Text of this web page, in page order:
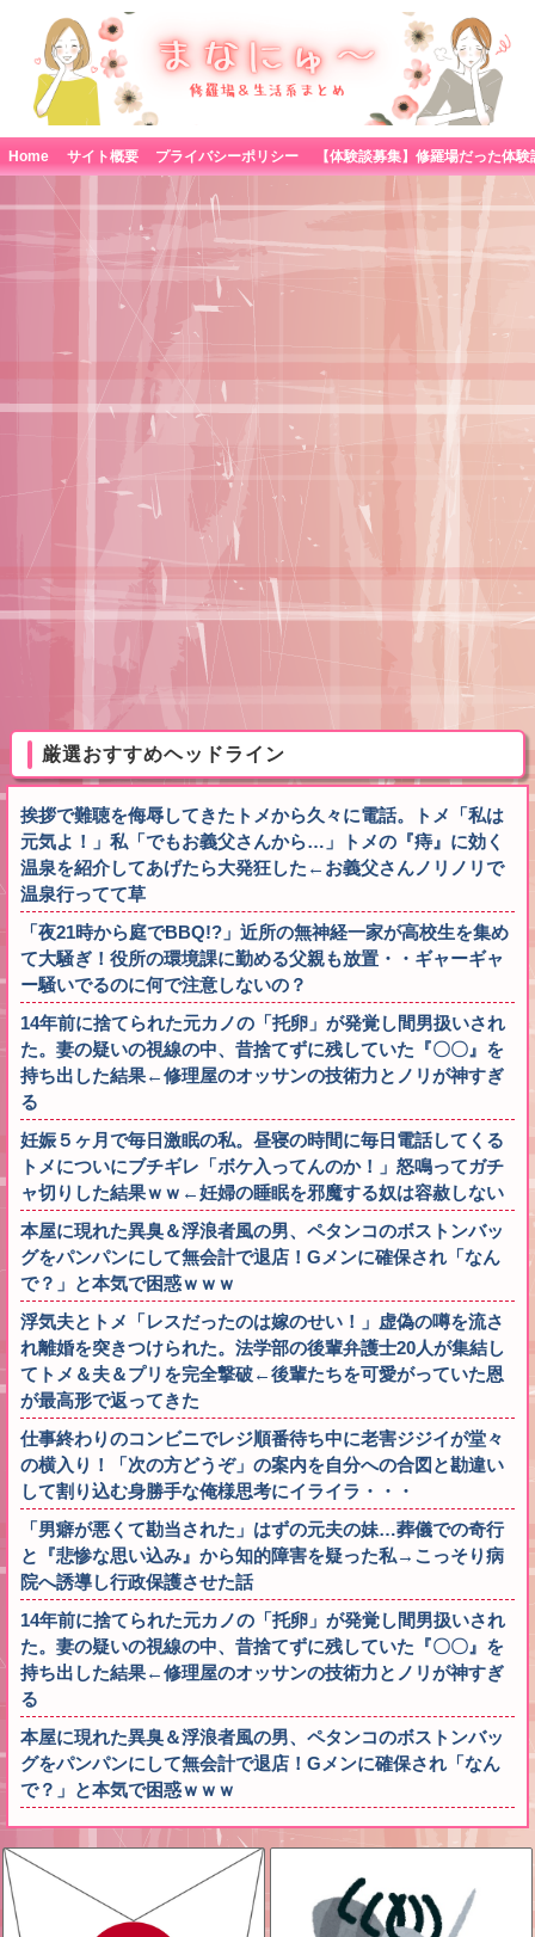
Home サイト概要 プライバシーポリシー
厳選おすすめヘッドライン
挨拶で難聴を侮辱してきたトメから久々に電話。トメ「私は
元気よ！」私「でもお義父さんから…」トメの『痔』に効く
温泉を紹介してあげたら大発狂した←お義父さんノリノリで
温泉行ってて草
「夜21時から庭でBBQ!?」近所の無神経一家が高校生を集め
て大騒ぎ！役所の環境課に勤める父親も放置・・ギャーギャ
ー騒いでるのに何で注意しないの？
14年前に捨てられた元カノの「托卵」が発覚し間男扱いされ
た。妻の疑いの視線の中、昔捨てずに残していた『〇〇』を
持ち出した結果←修理屋のオッサンの技術力とノリが神すぎ
る
妊娠５ヶ月で毎日激眠の私。昼寝の時間に毎日電話してくる
トメについにブチギレ「ボケ入ってんのか！」怒鳴ってガチ
ャ切りした結果ｗｗ←妊婦の睡眠を邪魔する奴は容赦しない
本屋に現れた異臭＆浮浪者風の男、ペタンコのボストンバッ
グをパンパンにして無会計で退店！Gメンに確保され「なん
で？」と本気で困惑ｗｗｗ
浮気夫とトメ「レスだったのは嫁のせい！」虚偽の噂を流さ
れ離婚を突きつけられた。法学部の後輩弁護士20人が集結し
てトメ＆夫＆プリを完全撃破←後輩たちを可愛がっていた恩
が最高形で返ってきた
仕事終わりのコンビニでレジ順番待ち中に老害ジジイが堂々
の横入り！「次の方どうぞ」の案内を自分への合図と勘違い
して割り込む身勝手な俺様思考にイライラ・・・
「男癖が悪くて勘当された」はずの元夫の妹…葬儀での奇行
と『悲惨な思い込み』から知的障害を疑った私→こっそり病
院へ誘導し行政保護させた話
14年前に捨てられた元カノの「托卵」が発覚し間男扱いされ
た。妻の疑いの視線の中、昔捨てずに残していた『〇〇』を
持ち出した結果←修理屋のオッサンの技術力とノリが神すぎ
る
本屋に現れた異臭＆浮浪者風の男、ペタンコのボストンバッ
グをパンパンにして無会計で退店！Gメンに確保され「なん
で？」と本気で困惑ｗｗｗ